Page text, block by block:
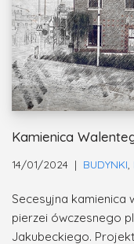
Kamienica
14/01/2024 BUDYNKI
Secesyjna kamienica
pierzei ówczesnego
Jakubeckiego.